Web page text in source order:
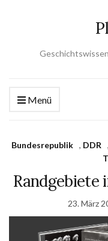
Menü
Bundesrepublik , DDR ,
Randgebiete
23. März